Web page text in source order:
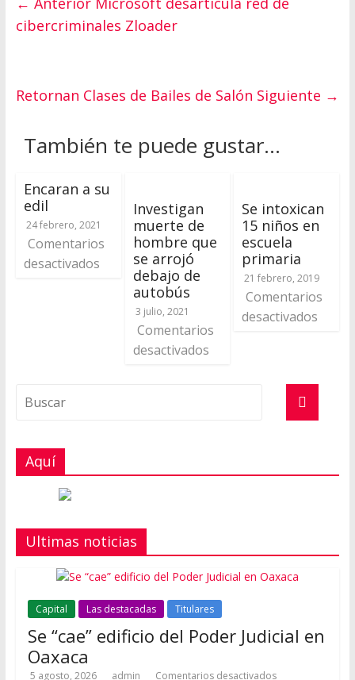
cibercriminales Zloader
Retornan Clases de Bailes de Salón Siguiente →
También te puede gustar...
Encaran a su
edil
24 febrero, 2021
Comentarios
desactivados
Investigan
muerte de
hombre que
se arrojó
debajo de
autobús
3 julio, 2021
Comentarios
desactivados
Se intoxican
15 niños en
escuela
primaria
21 febrero, 2019
Comentarios
desactivados
Aquí
Ultimas noticias
Capital Las destacadas Titulares
Se “cae” edificio del Poder Judicial en
Oaxaca
5 agosto, 2026 admin Comentarios desactivados